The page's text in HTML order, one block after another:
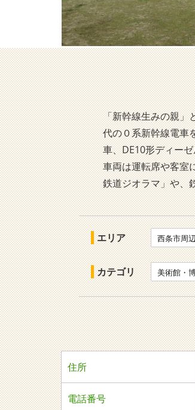
「新幹線生みの親
代の０系新幹線電車
車、DE10形ディー
車両は運転席や客室
鉄道ジオラマ」や、
エリア 西条市周
カテゴリ 美術館・
住所
電話番号